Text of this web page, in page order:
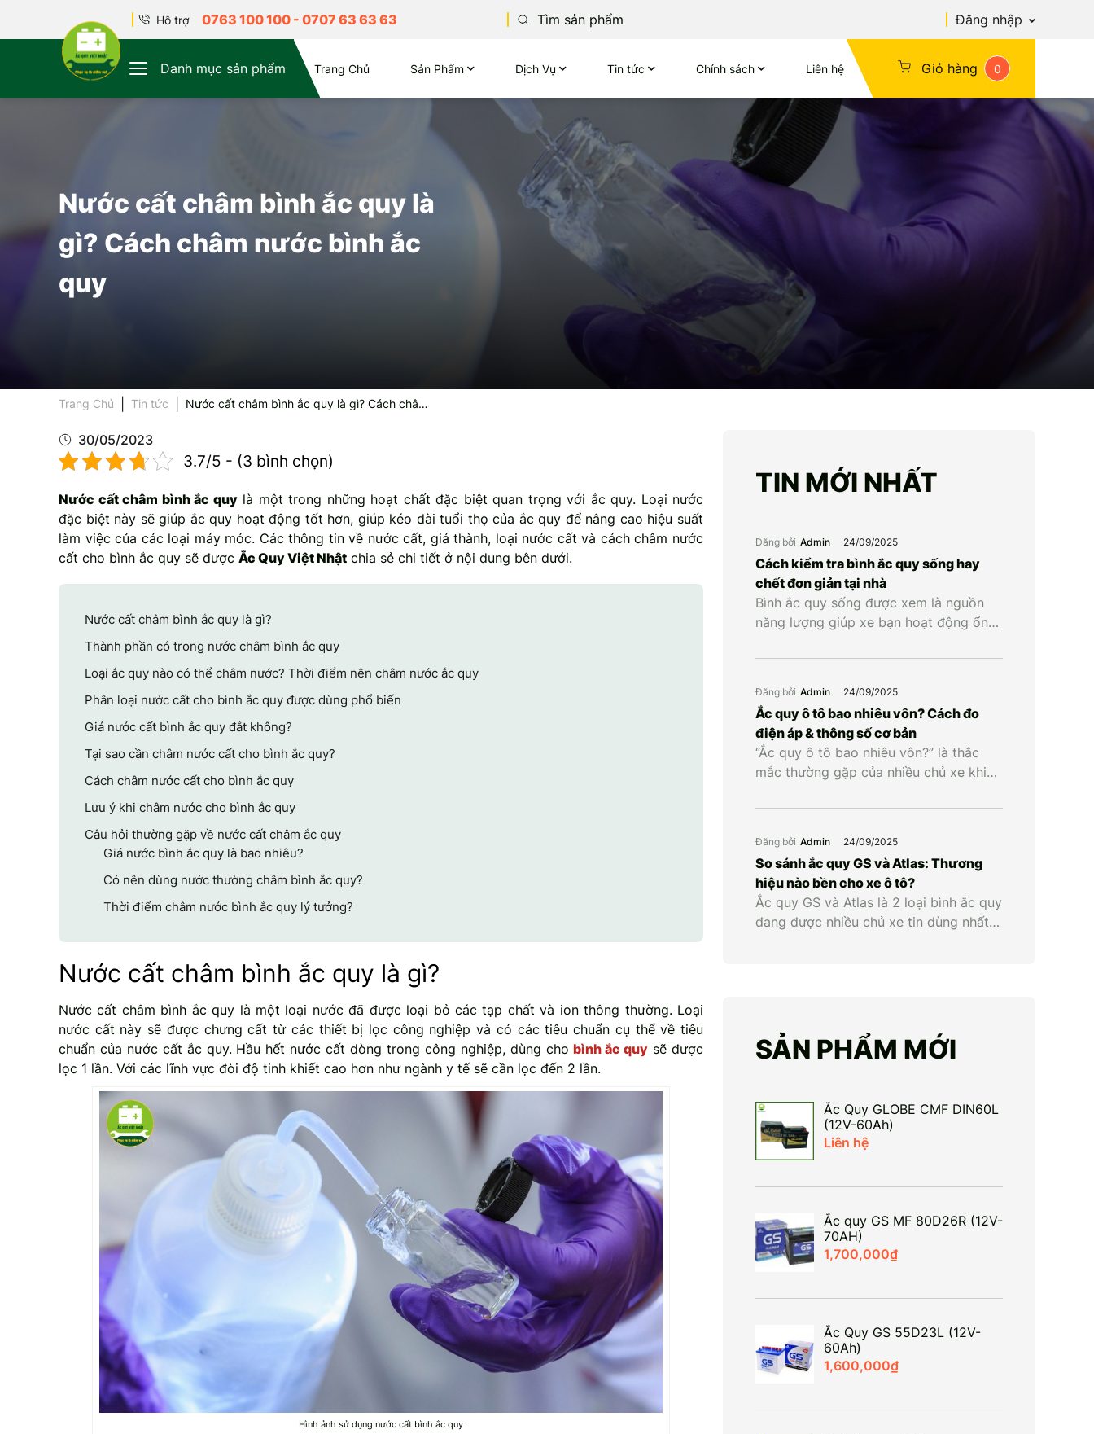
Hỗ trợ 0763 100 100 - 0707 63 63 63 Đăng nhập
Danh mục sản phẩm Trang Chủ Sản Phẩm Dịch Vụ Tin tức Chính sách Liên hệ Giỏ hàng 0
Nước cất châm bình ắc quy là
gì? Cách châm nước bình ắc
quy
Trang Chủ Tin tức
Nước cất châm bình ắc quy là gì? Cách châm
30/05/2023
3.7/5 - (3 bình chọn)
Nước cất châm bình ắc quylà một trong những hoạt chất đặc biệt quan trọng với ắc quy. Loại nước
đặc biệt này sẽ giúp ắc quy hoạt động tốt hơn, giúp kéo dài tuổi thọ của ắc quy để nâng cao hiệu suất
làm việc của các loại máy móc. Các thông tin về nước cất, giá thành, loại nước cất và cách châm nước
cất cho bình ắc quy sẽ được Ắc Quy Việt Nhật chia sẻ chi tiết ở nội dung bên dưới.
Nước cất châm bình ắc quy là gì?
Thành phần có trong nước châm bình ắc quy
Loại ắc quy nào có thể châm nước? Thời điểm nên châm nước ắc quy
Phân loại nước cất cho bình ắc quy được dùng phổ biến
Giá nước cất bình ắc quy đắt không?
Tại sao cần châm nước cất cho bình ắc quy?
Cách châm nước cất cho bình ắc quy
Lưu ý khi châm nước cho bình ắc quy
Câu hỏi thường gặp về nước cất châm ắc quy
Giá nước bình ắc quy là bao nhiêu?
Có nên dùng nước thường châm bình ắc quy?
Thời điểm châm nước bình ắc quy lý tưởng?
Nước cất châm bình ắc quy là gì?
Nước cất châm bình ắc quy là một loại nước đã được loại bỏ các tạp chất và ion thông thường. Loại
nước cất này sẽ được chưng cất từ các thiết bị lọc công nghiệp và có các tiêu chuẩn cụ thể về tiêu
chuẩn của nước cất ắc quy. Hầu hết nước cất dòng trong công nghiệp, dùng chobình ắc quy sẽ được
lọc 1 lần. Với các lĩnh vực đòi độ tinh khiết cao hơn như ngành y tế sẽ cần lọc đến 2 lần.
Hình ảnh sử dụng nước cất bình ắc quy
TIN MỚI NHẤT
Đăng bởi Admin 24/09/2025
Cách kiểm tra bình ắc quy sống hay
chết đơn giản tại nhà
Bình ắc quy sống được xem là nguồn
năng lượng giúp xe bạn hoạt động ổn
bình cạn năng lượng và không còn khả
cách nào để biết được bình ắc quy xe
còn sống hay chết? Hãy […]
Đăng bởi Admin 24/09/2025
Ắc quy ô tô bao nhiêu vôn? Cách đo
điện áp & thông số cơ bản
“Ắc quy ô tô bao nhiêu vôn?” là thắc
mắc thường gặp của nhiều chủ xe khi
nhắc thay mới. Hiểu đúng về điện áp
xe chủ động kiểm tra, bảo dưỡng và
thay ắc quy ô tô kịp […]
Đăng bởi Admin 24/09/2025
So sánh ắc quy GS và Atlas: Thương
hiệu nào bền cho xe ô tô?
Ắc quy GS và Atlas là 2 loại bình ắc quy
đang được nhiều chủ xe tin dùng nhất
SẢN PHẨM MỚI
Ắc Quy GLOBE CMF DIN60L
(12V-60Ah)
Liên hệ
Ắc quy GS MF 80D26R (12V-
70AH)
1,700,000₫
Ắc Quy GS 55D23L (12V-
60Ah)
1,600,000₫